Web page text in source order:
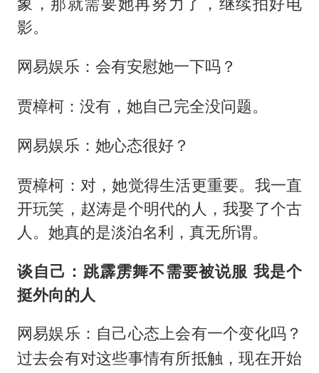
影。
网易娱乐：会有安慰她一下吗？
贾樟柯：没有，她自己完全没问题。
网易娱乐：她心态很好？
贾樟柯：对，她觉得生活更重要。我一直
开玩笑，赵涛是个明代的人，我娶了个古
人。她真的是淡泊名利，真无所谓。
谈自己：跳霹雳舞不需要被说服 我是个
挺外向的人
网易娱乐：自己心态上会有一个变化吗？
过去会有对这些事情有所抵触，现在开始